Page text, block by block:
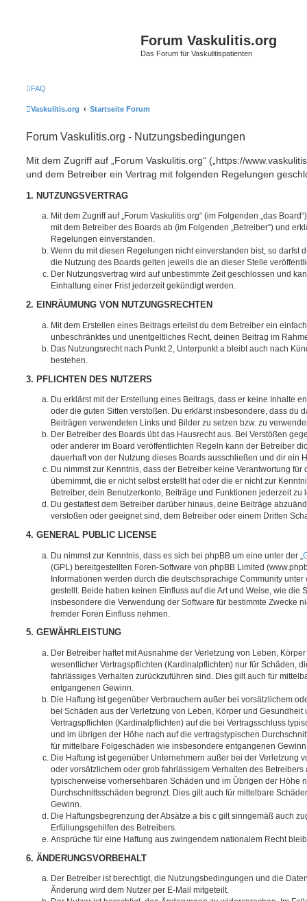
Forum Vaskulitis.org
Das Forum für Vaskulitispatienten
FAQ
Vaskulitis.org Startseite Forum
Forum Vaskulitis.org - Nutzungsbedingungen
Mit dem Zugriff auf „Forum Vaskulitis.org“ („https://
und dem Betreiber ein Vertrag mit folgenden Regelungen
1. NUTZUNGSVERTRAG
Mit dem Zugriff auf „Forum Vaskulitis.org“ (im Folgenden „das
mit dem Betreiber des Boards ab (im Folgenden „Betreiber“) und
Regelungen einverstanden.
Wenn du mit diesen Regelungen nicht einverstanden bist, so darfst
die Nutzung des Boards gelten jeweils die an dieser Stelle
Der Nutzungsvertrag wird auf unbestimmte Zeit geschlossen und
Einhaltung einer Frist jederzeit gekündigt werden.
2. EINRÄUMUNG VON NUTZUNGSRECHTEN
Mit dem Erstellen eines Beitrags erteilst du dem Betreiber ein
unbeschränktes und unentgeltliches Recht, deinen Beitrag im
Das Nutzungsrecht nach Punkt 2, Unterpunkt a bleibt auch nach
bestehen.
3. PFLICHTEN DES NUTZERS
Du erklärst mit der Erstellung eines Beitrags, dass er keine Inhalte
oder die guten Sitten verstoßen. Du erklärst insbesondere, dass du
Beiträgen verwendeten Links und Bilder zu setzen bzw. zu
Der Betreiber des Boards übt das Hausrecht aus. Bei Verstößen
oder anderer im Board veröffentlichten Regeln kann der Betreiber
dauerhaft von der Nutzung dieses Boards ausschließen und dir ein
Du nimmst zur Kenntnis, dass der Betreiber keine Verantwortung für
übernimmt, die er nicht selbst erstellt hat oder die er nicht zur
Betreiber, dein Benutzerkonto, Beiträge und Funktionen jederzeit zu
Du gestattest dem Betreiber darüber hinaus, deine Beiträge
verstoßen oder geeignet sind, dem Betreiber oder einem Dritten
4. GENERAL PUBLIC LICENSE
Du nimmst zur Kenntnis, dass es sich bei phpBB um eine unter der „
(GPL) bereitgestellten Foren-Software von phpBB Limited
Informationen werden durch die deutschsprachige Community unter
gestellt. Beide haben keinen Einfluss auf die Art und Weise, wie die
insbesondere die Verwendung der Software für bestimmte Zwecke
fremder Foren Einfluss nehmen.
5. GEWÄHRLEISTUNG
Der Betreiber haftet mit Ausnahme der Verletzung von Leben,
wesentlicher Vertragspflichten (Kardinalpflichten) nur für Schäden,
fahrlässiges Verhalten zurückzuführen sind. Dies gilt auch für
entgangenen Gewinn.
Die Haftung ist gegenüber Verbrauchern außer bei vorsätzlichem
bei Schäden aus der Verletzung von Leben, Körper und
Vertragspflichten (Kardinalpflichten) auf die bei Vertragsschluss
und im übrigen der Höhe nach auf die vertragstypischen
für mittelbare Folgeschäden wie insbesondere entgangenen
Die Haftung ist gegenüber Unternehmern außer bei der Verletzung
oder vorsätzlichem oder grob fahrlässigem Verhalten des Betreibers
typischerweise vorhersehbaren Schäden und im Übrigen der Höhe
Durchschnittsschäden begrenzt. Dies gilt auch für mittelbare
Gewinn.
Die Haftungsbegrenzung der Absätze a bis c gilt sinngemäß auch
Erfüllungsgehilfen des Betreibers.
Ansprüche für eine Haftung aus zwingendem nationalem Recht
6. ÄNDERUNGSVORBEHALT
Der Betreiber ist berechtigt, die Nutzungsbedingungen und die
Änderung wird dem Nutzer per E-Mail mitgeteilt.